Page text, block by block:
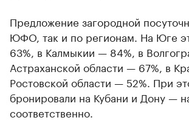
Предложение загородной
ЮФО, так и по регионам. На Юге
63%, в Калмыкии — 84%, в
Астраханской области — 67%, в
Ростовской области — 52%. При
бронировали на Кубани и Дону —
соответственно.